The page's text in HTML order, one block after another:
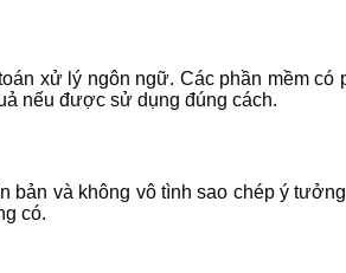
xử lý ngôn ngữ. Các phần mềm
nếu được sử dụng đúng cách.
bản và không vô tình sao chép ý
có.